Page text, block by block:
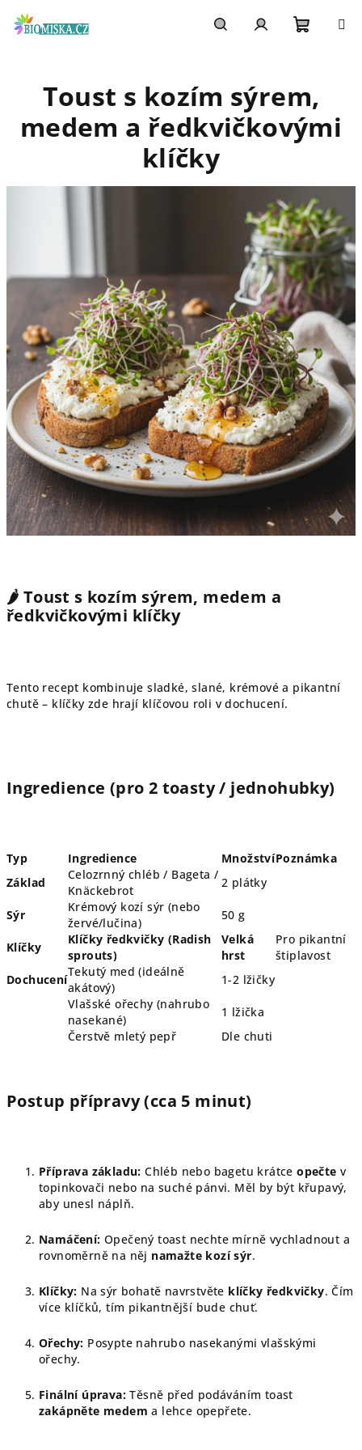
obsah
košík
Toust s kozím sýrem,
medem a ředkvičkovými
klíčky
🌶️ Toust s kozím sýrem, medem a
ředkvičkovými klíčky
Tento recept kombinuje sladké, slané, krémové a pikantní
chutě – klíčky zde hrají klíčovou roli v dochucení.
Ingredience (pro 2 toasty / jednohubky)
Typ Ingredience MnožstvíPoznámka
Základ
Celozrnný chléb / Bageta /
Knäckebrot
2 plátky
Sýr
Krémový kozí sýr (nebo
žervé/lučina)
50 g
Klíčky
Klíčky ředkvičky (Radish
sprouts)
Velká
hrst
Pro pikantní
štiplavost
Dochucení
Tekutý med (ideálně
akátový)
1-2 lžičky
Vlašské ořechy (nahrubo
nasekané)
1 lžička
Čerstvě mletý pepř
Dle chuti
Postup přípravy (cca 5 minut)
Příprava základu: Chléb nebo bagetu krátceopečte v
topinkovači nebo na suché pánvi. Měl by být křupavý,
aby unesl náplň.
Namáčení: Opečený toast nechte mírně vychladnout a
rovnoměrně na něj namažte kozí sýr.
Klíčky: Na sýr bohatě navrstvěte klíčky ředkvičky. Čím
více klíčků, tím pikantnější bude chuť.
Ořechy: Posypte nahrubo nasekanými vlašskými
ořechy.
Finální úprava: Těsně před podáváním toast
zakápněte medem a lehce opepřete.